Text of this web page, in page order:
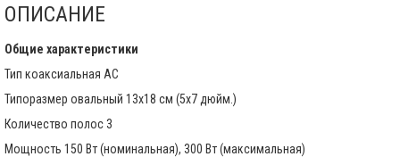
ОПИСАНИЕ
Общие характеристики
Тип коаксиальная АС
Типоразмер овальный 13x18 см (5x7 дюйм.)
Количество полос 3
Мощность 150 Вт (номинальная), 300 Вт (максимальная)